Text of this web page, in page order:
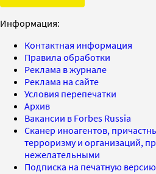
Информация:
Контактная информация
Правила обработки
Реклама в журнале
Реклама на сайте
Условия перепечатки
Архив
Вакансии в Forbes Russia
Сканер иноагентов,
терроризму и организаций,
нежелательными
Подписка на печатную